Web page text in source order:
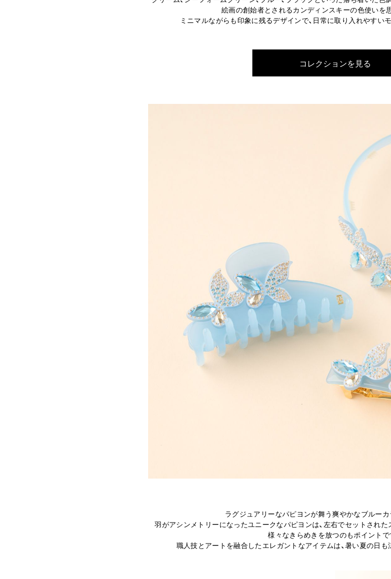
絵画の創始者とされるカンディンスキーの色使いを
ミニマルながらも印象に残るデザインで、日常に取り入れやすい
コレクションを見る
ラグジュアリーなパピヨンが舞う爽やかなブルーカ
羽がアシンメトリーになったユニークなパピヨンは、左右でセットされた
様々なきらめきを放つのもポイントで
職人技とアートを融合したエレガントなアイテムは、暑い夏の日も